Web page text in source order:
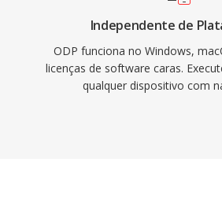
Independente de
ODP funciona no Windows,
licenças de software caras.
qualquer dispositivo com